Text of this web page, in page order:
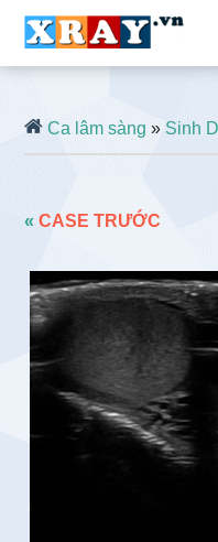
Ca lâm sàng »Sinh
«CASE TRƯỚC